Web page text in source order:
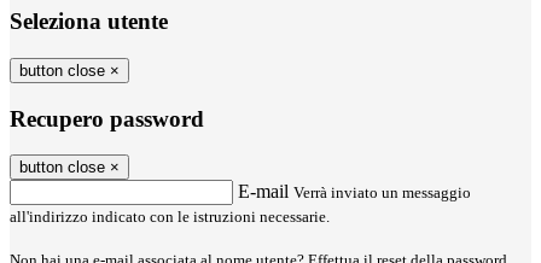
Seleziona utente
button close ×
Recupero password
button close ×
E-mail Verrà inviato un messaggio
all'indirizzo indicato con le istruzioni necessarie.